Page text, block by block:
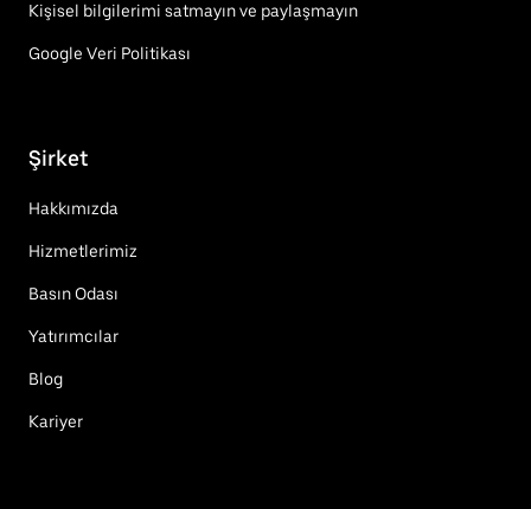
Kişisel bilgilerimi satmayın ve paylaşmayın
Google Veri Politikası
Şirket
Hakkımızda
Hizmetlerimiz
Basın Odası
Yatırımcılar
Blog
Kariyer